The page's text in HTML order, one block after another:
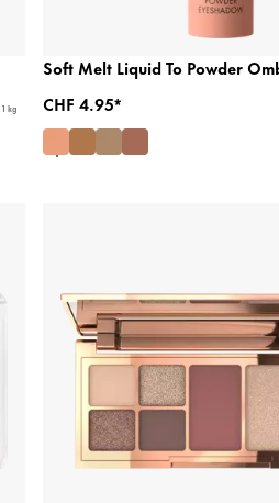
kg
Soft Melt Liquid To Powder
CHF 4.95*